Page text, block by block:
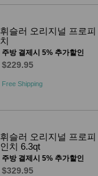
휘슬러 오리지널 프로
치
주방 결제시 5% 추가할인
$229.95
Free Shipping
휘슬러 오리지널 프로
인치 6.3qt
주방 결제시 5% 추가할인
$329.95